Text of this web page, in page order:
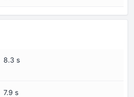
8.3 s
7.9 s